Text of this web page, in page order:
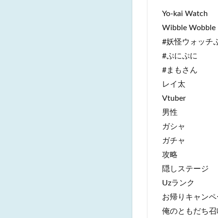
Yo-kai Watch
Wibble Wobble
#妖怪ウォッチ
#ぷにぷに
#まもさん
レイ太
Vtuber
男性
ガシャ
ガチャ
攻略
隠しステージ
Uzランク
お帰りキャンペ
俺のともだち